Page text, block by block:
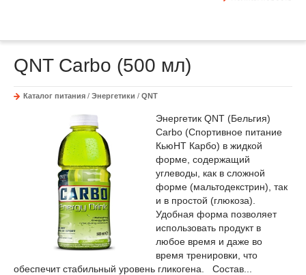
QNT Carbo (500 мл)
Каталог питания / Энергетики / QNT
Энергетик QNT (Бельгия)
Carbo (Спортивное питание
КьюНТ Карбо) в жидкой
форме, содержащий
углеводы, как в сложной
форме (мальтодекстрин), так
и в простой (глюкоза).
Удобная форма позволяет
использовать продукт в
любое время и даже во
время тренировки, что
обеспечит стабильный уровень гликогена. Состав...